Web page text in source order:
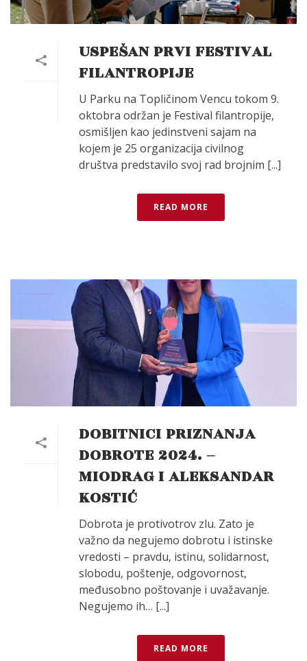
USPEŠAN PRVI FESTIVAL
FILANTROPIJE
U Parku na Topličinom Vencu tokom 9.
oktobra održan je Festival filantropije,
osmišljen kao jedinstveni sajam na
kojem je 25 organizacija civilnog
društva predstavilo svoj rad brojnim [...]
READ MORE
DOBITNICI PRIZNANJA
DOBROTE 2024. –
MIODRAG I ALEKSANDAR
KOSTIĆ
Dobrota je protivotrov zlu. Zato je
važno da negujemo dobrotu i istinske
vredosti – pravdu, istinu, solidarnost,
slobodu, poštenje, odgovornost,
međusobno poštovanje i uvažavanje.
Negujemo ih… [...]
READ MORE